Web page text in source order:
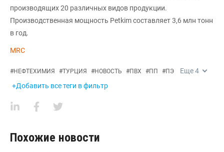
производящих 20 различных видов продукции.
Производственная мощность Petkim составляет 3,6 млн тонн
в год.
MRC
#НЕФТЕХИМИЯ #ТУРЦИЯ #НОВОСТЬ #ПВХ #ПП #ПЭ Еще4
+Добавить все теги в фильтр
Похожие новости